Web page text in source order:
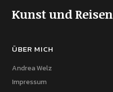
Kunst und Reisen
ÜBER MICH
Andrea Welz
Impressum